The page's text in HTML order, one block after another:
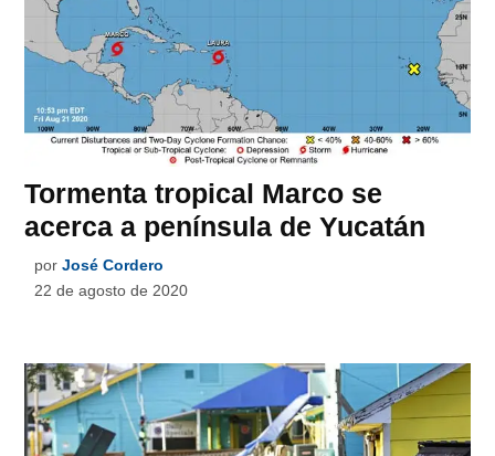
Tormenta tropical Marco se
acerca a península de Yucatán
por José Cordero
22 de agosto de 2020